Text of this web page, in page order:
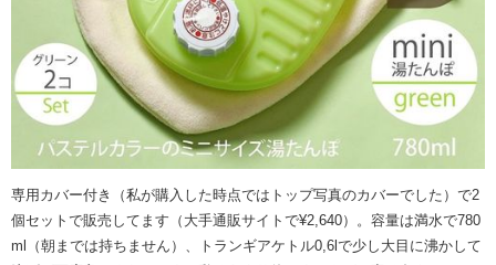
専用カバー付き（私が購入した時点ではトップ写真のカバーでした）で2
個セットで販売してます（大手通販サイトで¥2,640）。容量は満水で780
ml（朝までは持ちません）、トランギアケトル0,6lで少し大目に沸かして